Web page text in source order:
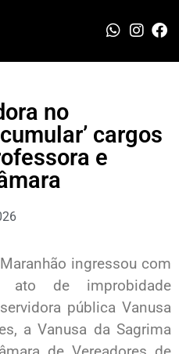
no
cargos
e
ingressou com
de improbidade
pública Vanusa
a Vanusa da Sagrima